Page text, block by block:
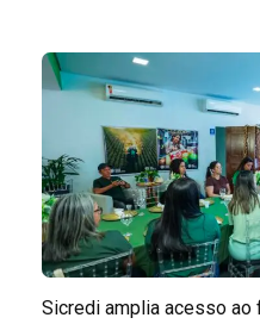
Sicredi amplia acesso ao